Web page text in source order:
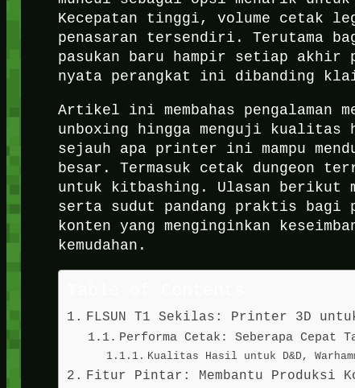
Kecepatan tinggi, volume cetak
penasaran tersendiri. Terutama
pasukan baru hampir setiap akhir
nyata perangkat ini dibanding
Artikel ini membahas pengalaman
unboxing hingga menguji
sejauh apa printer ini mampu
besar. Termasuk cetak dungeon
untuk kitbashing. Ulasan berikut
serta sudut pandang praktis
konten yang menginginkan
kemudahan.
FLSUN T1 Sekilas: Printer 3D
Performa Cetak: Seberapa Cepat
Kualitas Hasil untuk D&D,
Fitur Pintar: Membantu Produksi